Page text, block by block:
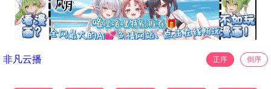
非凡云播 正序 倒序